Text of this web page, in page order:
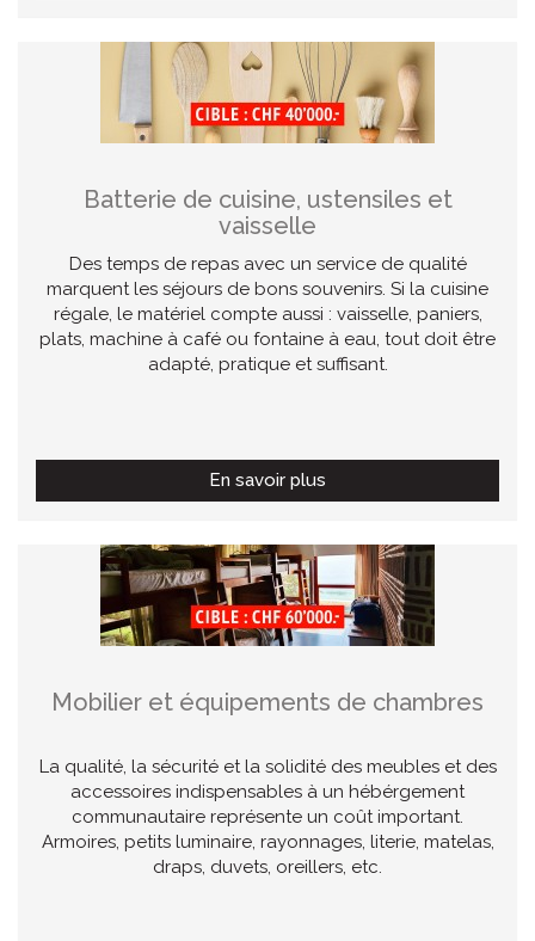
Batterie de cuisine, ustensiles et
vaisselle
Des temps de repas avec un service de qualité
marquent les séjours de bons souvenirs. Si la cuisine
régale, le matériel compte aussi : vaisselle, paniers,
plats, machine à café ou fontaine à eau, tout doit être
adapté, pratique et suffisant.
En savoir plus
Mobilier et équipements de chambres
La qualité, la sécurité et la solidité des meubles et des
accessoires indispensables à un hébérgement
communautaire représente un coût important.
Armoires, petits luminaire, rayonnages, literie, matelas,
draps, duvets, oreillers, etc.